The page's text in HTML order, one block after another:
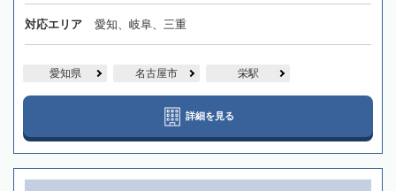
対応エリア 愛知、岐阜、三重
愛知県 名古屋市 栄駅
詳細を見る